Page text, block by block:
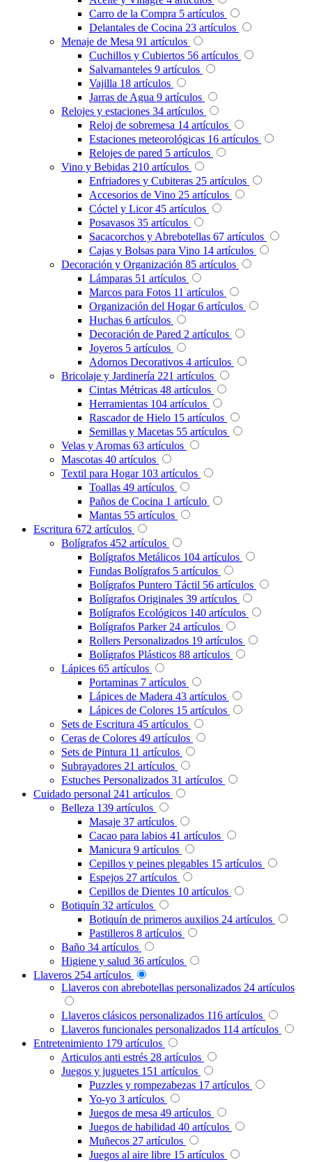
Carro de la Compra 5 artículos
Delantales de Cocina 23 artículos
Menaje de Mesa 91 artículos
Cuchillos y Cubiertos 56 artículos
Salvamanteles 9 artículos
Vajilla 18 artículos
Jarras de Agua 9 artículos
Relojes y estaciones 34 artículos
Reloj de sobremesa 14 artículos
Estaciones meteorológicas 16 artículos
Relojes de pared 5 artículos
Vino y Bebidas 210 artículos
Enfriadores y Cubiteras 25 artículos
Accesorios de Vino 25 artículos
Cóctel y Licor 45 artículos
Posavasos 35 artículos
Sacacorchos y Abrebotellas 67 artículos
Cajas y Bolsas para Vino 14 artículos
Decoración y Organización 85 artículos
Lámparas 51 artículos
Marcos para Fotos 11 artículos
Organización del Hogar 6 artículos
Huchas 6 artículos
Decoración de Pared 2 artículos
Joyeros 5 artículos
Adornos Decorativos 4 artículos
Bricolaje y Jardinería 221 artículos
Cintas Métricas 48 artículos
Herramientas 104 artículos
Rascador de Hielo 15 artículos
Semillas y Macetas 55 artículos
Velas y Aromas 63 artículos
Mascotas 40 artículos
Textil para Hogar 103 artículos
Toallas 49 artículos
Paños de Cocina 1 artículo
Mantas 55 artículos
Escritura 672 artículos
Bolígrafos 452 artículos
Bolígrafos Metálicos 104 artículos
Fundas Bolígrafos 5 artículos
Bolígrafos Puntero Táctil 56 artículos
Bolígrafos Originales 39 artículos
Bolígrafos Ecológicos 140 artículos
Bolígrafos Parker 24 artículos
Rollers Personalizados 19 artículos
Bolígrafos Plásticos 88 artículos
Lápices 65 artículos
Portaminas 7 artículos
Lápices de Madera 43 artículos
Lápices de Colores 15 artículos
Sets de Escritura 45 artículos
Ceras de Colores 49 artículos
Sets de Pintura 11 artículos
Subrayadores 21 artículos
Estuches Personalizados 31 artículos
Cuidado personal 241 artículos
Belleza 139 artículos
Masaje 37 artículos
Cacao para labios 41 artículos
Manicura 9 artículos
Cepillos y peines plegables 15 artículos
Espejos 27 artículos
Cepillos de Dientes 10 artículos
Botiquín 32 artículos
Botiquín de primeros auxilios 24 artículos
Pastilleros 8 artículos
Baño 34 artículos
Higiene y salud 36 artículos
Llaveros 254 artículos
Llaveros con abrebotellas personalizados 24 artículos
Llaveros clásicos personalizados 116 artículos
Llaveros funcionales personalizados 114 artículos
Entretenimiento 179 artículos
Articulos anti estrés 28 artículos
Juegos y juguetes 151 artículos
Puzzles y rompezabezas 17 artículos
Yo-yo 3 artículos
Juegos de mesa 49 artículos
Juegos de habilidad 40 artículos
Muñecos 27 artículos
Juegos al aire libre 15 artículos